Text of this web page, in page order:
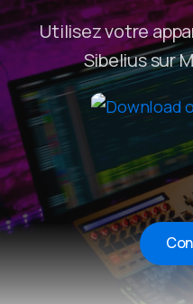
Utilisez votre
Sibelius sur